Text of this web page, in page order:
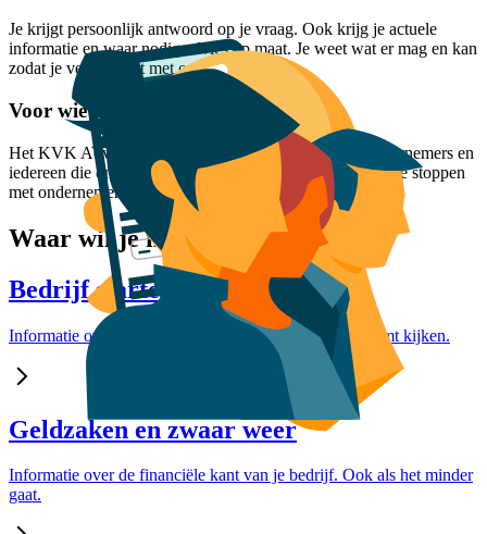
Je krijgt persoonlijk antwoord op je vraag. Ook krijg je actuele
informatie en waar nodig advies op maat. Je weet wat er mag en kan
zodat je verder kunt met ondernemen.
Voor wie?
Het KVK Adviesteam beantwoordt vragen van alle ondernemers en
iedereen die ondernemer wil worden. Of van plan is om te stoppen
met ondernemen.
Waar wil je meer over weten?
Bedrijf starten
Informatie over alles wat bij de start van een bedrijf komt kijken.
Geldzaken en zwaar weer
Informatie over de financiële kant van je bedrijf. Ook als het minder
gaat.